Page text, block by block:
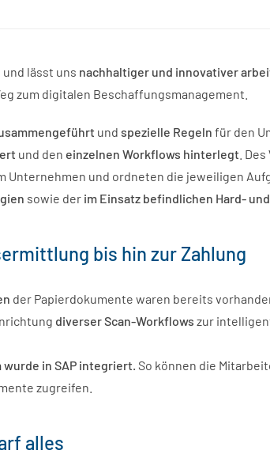
und lässt uns nachhaltiger und innovativer
zum digitalen Beschaffungsmanagement.
und spezielle Regeln für den
und den einzelnen Workflows hinterlegt .
Unternehmen und ordneten die jeweiligen
sowie der im Einsatz befindlichen Hard-
bis hin zur Zahlung
der Papierdokumente waren bereits
diverser Scan-Workflows zur
wurde in SAP integriert. So können die
zugreifen.
alles